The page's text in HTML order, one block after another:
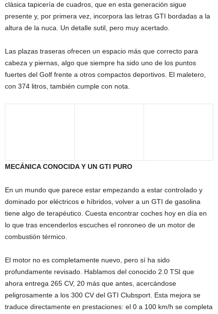
clásica tapicería de cuadros, que en esta generación sigue
presente y, por primera vez, incorpora las letras GTI bordadas a la
altura de la nuca. Un detalle sutil, pero muy acertado.
Las plazas traseras ofrecen un espacio más que correcto para
cabeza y piernas, algo que siempre ha sido uno de los puntos
fuertes del Golf frente a otros compactos deportivos. El maletero,
con 374 litros, también cumple con nota.
MECÁNICA CONOCIDA Y UN GTI PURO
En un mundo que parece estar empezando a estar controlado y
dominado por eléctricos e híbridos, volver a un GTI de gasolina
tiene algo de terapéutico. Cuesta encontrar coches hoy en día en
lo que tras encenderlos escuches el ronroneo de un motor de
combustión térmico.
El motor no es completamente nuevo, pero sí ha sido
profundamente revisado. Hablamos del conocido 2.0 TSI que
ahora entrega 265 CV, 20 más que antes, acercándose
peligrosamente a los 300 CV del GTI Clubsport. Esta mejora se
traduce directamente en prestaciones: el 0 a 100 km/h se completa